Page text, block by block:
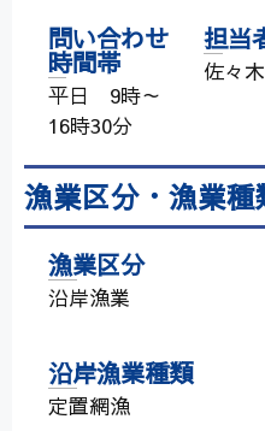
問い合わせ
時間帯
平日 9時～
16時30分
担当
佐々
漁業区分・漁業種
漁業区分
沿岸漁業
沿岸漁業種類
定置網漁